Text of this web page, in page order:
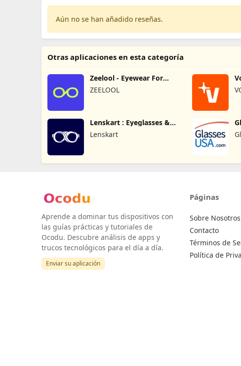
Aún no se han añadido reseñas.
Otras aplicaciones en esta categoría
Zeelool - Eyewear For
Everyday
ZEELOOL
Lenskart : Eyeglasses &
More
Lenskart
Aprende a dominar tus dispositivos con
las guías prácticas y tutoriales de
Ocodu. Descubre análisis de apps y
trucos tecnológicos para el día a día.
Enviar su aplicación
Páginas
Sobre Nosotros
Contacto
Términos de
Política de